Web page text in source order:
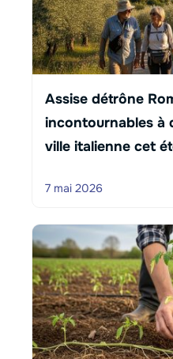
Assise détrône
incontournables à
ville italienne cet
7 mai 2026